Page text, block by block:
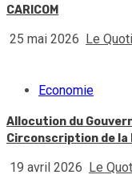
CARICOM
25 mai 2026 Le
Economie
Allocution du
Circonscription de la
19 avril 2026 Le